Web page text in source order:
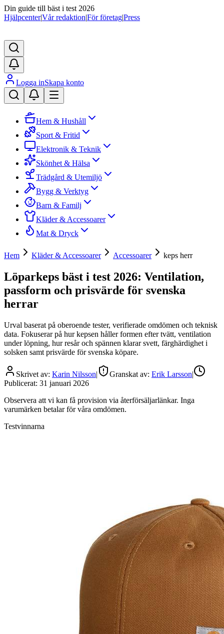
Din guide till bäst i test 2026
Hjälpcenter|Vår redaktion|För företag|Press
Logga inSkapa konto
Hem & Hushåll
Sport & Fritid
Elektronik & Teknik
Skönhet & Hälsa
Trädgård & Utemiljö
Bygg & Verktyg
Barn & Familj
Kläder & Accessoarer
Mat & Dryck
Hem Kläder & Accessoarer Accessoarer keps herr
Löparkeps bäst i test 2026: Ventilation,
passform och prisvärde för svenska
herrar
Urval baserat på oberoende tester, verifierade omdömen och teknisk
data. Fokuserar på hur kepsen håller formen efter tvätt, ventilation
under löpning, hur resår och spännen klarar svett, färghärdighet i
solsken samt prisvärde för svenska köpare.
Skrivet av: Karin Nilsson| Granskat av: Erik Larsson|
Publicerat: 31 januari 2026
Observera att vi kan få provision via återförsäljarlänkar. Inga
varumärken betalar för våra omdömen.
Testvinnarna